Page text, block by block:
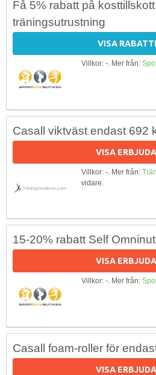
Få 5% rabatt på
träningsutrustning
VISA
Villkor: -. Mer från:
Casall viktväst endast 692
VISA
Villkor: -. Mer från:
vidare.
15-20% rabatt Self
VISA
Villkor: -. Mer från:
Casall foam-roller för
VISA